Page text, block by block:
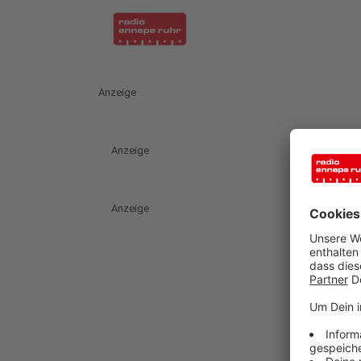
Anzeige
Anzeige
Anzeige